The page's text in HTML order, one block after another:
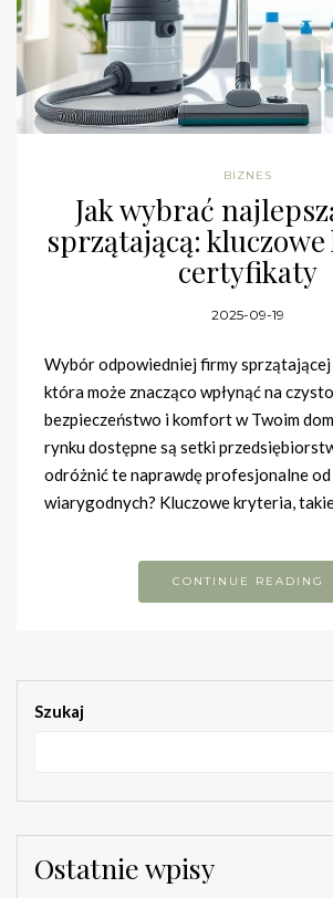
BIZNES
Jak wybrać
sprzątającą:
certyfikaty
2025-09-19
Wybór odpowiedniej firmy
która może znacząco wpłynąć na
bezpieczeństwo i komfort w Twoim
rynku dostępne są setki
odróżnić te naprawdę profesjonalne
wiarygodnych? Kluczowe kryteria,
CONTINUE READING
Szukaj
Ostatnie wpisy